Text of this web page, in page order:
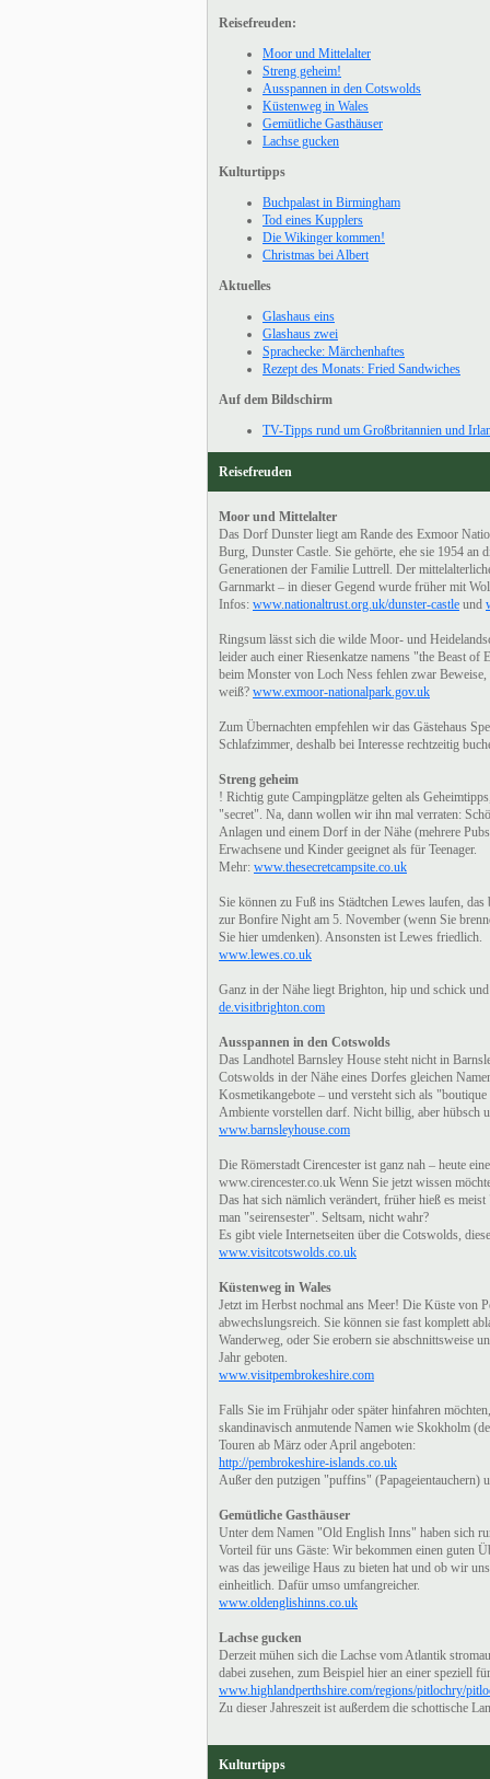
Reisefreuden:
Moor und Mittelalter
Streng geheim!
Ausspannen in den Cotswolds
Küstenweg in Wales
Gemütliche Gasthäuser
Lachse gucken
Kulturtipps
Buchpalast in Birmingham
Tod eines Kupplers
Die Wikinger kommen!
Christmas bei Albert
Aktuelles
Glashaus eins
Glashaus zwei
Sprachecke: Märchenhaftes
Rezept des Monats: Fried Sandwiches
Auf dem Bildschirm
TV-Tipps rund um Großbritannien und
Reisefreuden
Moor und Mittelalter
Das Dorf Dunster liegt am Rande des Exmoor
Burg, Dunster Castle. Sie gehörte, ehe sie 1954
Generationen der Familie Luttrell. Der
Garnmarkt – in dieser Gegend wurde früher mit
Infos: www.nationaltrust.org.uk/dunster-castle und
Ringsum lässt sich die wilde Moor- und
leider auch einer Riesenkatze namens "the Beast
beim Monster von Loch Ness fehlen zwar
weiß? www.exmoor-nationalpark.gov.uk
Zum Übernachten empfehlen wir das Gästehaus
Schlafzimmer, deshalb bei Interesse rechtzeitig
Streng geheim
! Richtig gute Campingplätze gelten als
"secret". Na, dann wollen wir ihn mal verraten:
Anlagen und einem Dorf in der Nähe (mehrere
Erwachsene und Kinder geeignet als für Teenager.
Mehr: www.thesecretcampsite.co.uk
Sie können zu Fuß ins Städtchen Lewes laufen,
zur Bonfire Night am 5. November (wenn Sie
Sie hier umdenken). Ansonsten ist Lewes friedlich.
www.lewes.co.uk
Ganz in der Nähe liegt Brighton, hip und schick
de.visitbrighton.com
Ausspannen in den Cotswolds
Das Landhotel Barnsley House steht nicht in
Cotswolds in der Nähe eines Dorfes gleichen
Kosmetikangebote – und versteht sich als
Ambiente vorstellen darf. Nicht billig, aber hübsch
www.barnsleyhouse.com
Die Römerstadt Cirencester ist ganz nah – heute
www.cirencester.co.uk Wenn Sie jetzt wissen
Das hat sich nämlich verändert, früher hieß es
man "seirensester". Seltsam, nicht wahr?
Es gibt viele Internetseiten über die Cotswolds,
www.visitcotswolds.co.uk
Küstenweg in Wales
Jetzt im Herbst nochmal ans Meer! Die Küste von
abwechslungsreich. Sie können sie fast komplett
Wanderweg, oder Sie erobern sie abschnittsweise
Jahr geboten.
www.visitpembrokeshire.com
Falls Sie im Frühjahr oder später hinfahren
skandinavisch anmutende Namen wie Skokholm
Touren ab März oder April angeboten:
http://pembrokeshire-islands.co.uk
Außer den putzigen "puffins" (Papageientauchern)
Gemütliche Gasthäuser
Unter dem Namen "Old English Inns" haben sich
Vorteil für uns Gäste: Wir bekommen einen guten
was das jeweilige Haus zu bieten hat und ob wir
einheitlich. Dafür umso umfangreicher.
www.oldenglishinns.co.uk
Lachse gucken
Derzeit mühen sich die Lachse vom Atlantik
dabei zusehen, zum Beispiel hier an einer speziell
www.highlandperthshire.com/regions/pitlochry/
Zu dieser Jahreszeit ist außerdem die schottische
Kulturtipps